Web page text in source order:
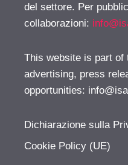
del settore. Per
collaborazioni:
This website is part of
advertising, press
opportunities:
Dichiarazione sulla
Cookie Policy (UE)